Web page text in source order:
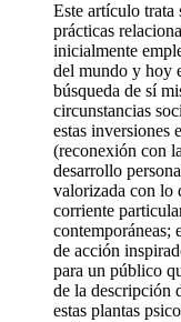
Este artículo trata
prácticas
inicialmente
del mundo y hoy
búsqueda de sí
circunstancias
estas inversiones
(reconexión con
desarrollo
valorizada con lo
corriente
contemporáneas;
de acción
para un público
de la descripción
estas plantas